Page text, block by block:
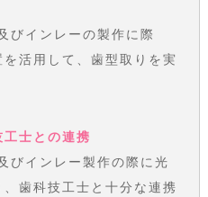
びインレーの製作に際
活用して、歯型取りを実
士との連携
びインレー製作の際に光
歯科技工士と十分な連携